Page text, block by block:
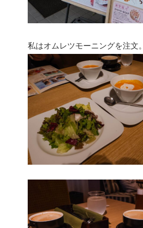
私はオムレツモーニングを注文。